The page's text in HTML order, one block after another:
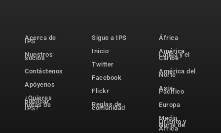
Acerca de
IPS
Nuestros
socios
Contáctenos
Apóyenos
¿Quieres
publicar
notas de
IPS?
Sigue a IPS
Inicio
Twitter
Facebook
Flickr
Reglas de
comunidad
África
América
Latina y el
Caribe
América del
Norte
Asia-
Pacífico
Europa
Medio
Oriente y
Norte de
África